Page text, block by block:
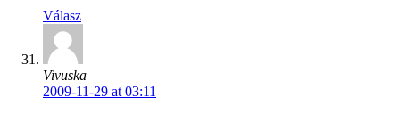
Válasz
Vivuska
2009-11-29 at 03:11